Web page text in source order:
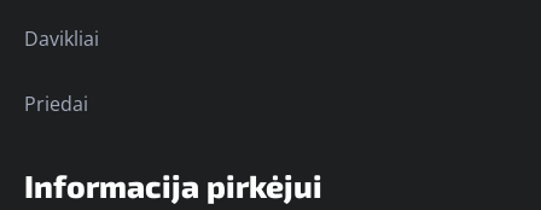
Davikliai
Priedai
Informacija pirkėjui